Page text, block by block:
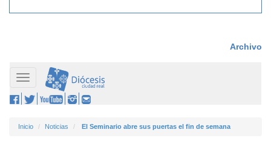
Archivo
Toggle
navigation
Inicio Noticias El Seminario abre sus puertas el fin de semana